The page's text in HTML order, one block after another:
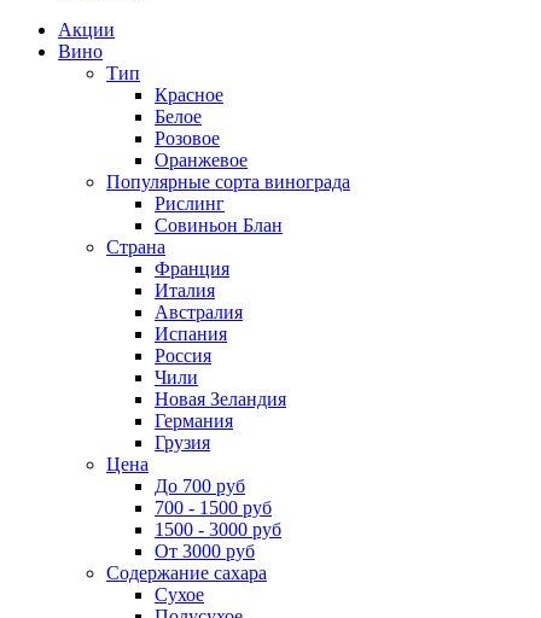
Акции
Вино
Тип
Красное
Белое
Розовое
Оранжевое
Популярные сорта винограда
Рислинг
Совиньон Блан
Страна
Франция
Италия
Австралия
Испания
Россия
Чили
Новая Зеландия
Германия
Грузия
Цена
До 700 руб
700 - 1500 руб
1500 - 3000 руб
От 3000 руб
Содержание сахара
Сухое